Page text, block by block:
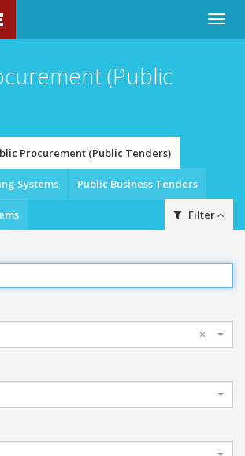
(Public
Procurement (Public Tenders)
Systems Public Business Tenders
Filter
×